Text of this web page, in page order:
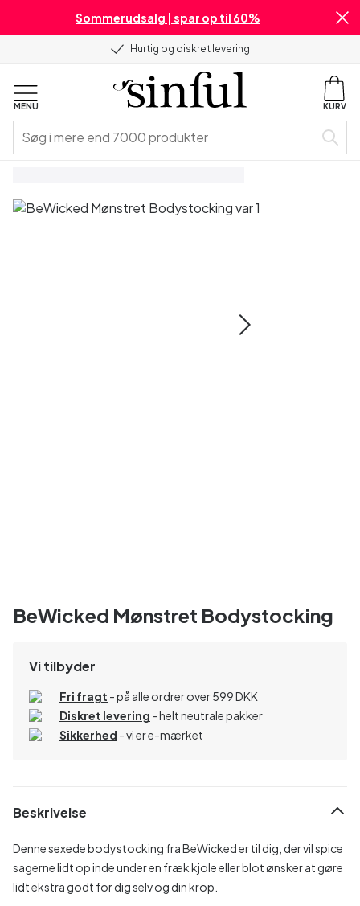
Sommerudsalg | spar op til 60%
Hurtig og diskret levering
MENU KURV
BeWicked Mønstret Bodystocking
Vi tilbyder
Fri fragt - på alle ordrer over 599 DKK
Diskret levering - helt neutrale pakker
Sikkerhed - vi er e-mærket
Beskrivelse
Denne sexede bodystocking fra BeWicked er til dig, der vil spice
sagerne lidt op inde under en fræk kjole eller blot ønsker at gøre
lidt ekstra godt for dig selv og din krop.